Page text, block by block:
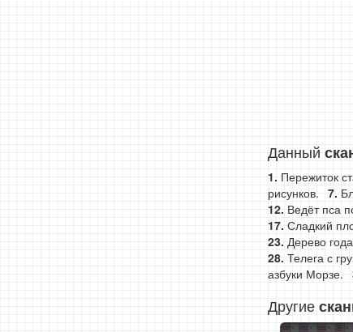
Данный
Пережиток
рисунков.
Ведёт пса
Сладкий
Дерево
Телега с
азбуки Морзе.
Другие